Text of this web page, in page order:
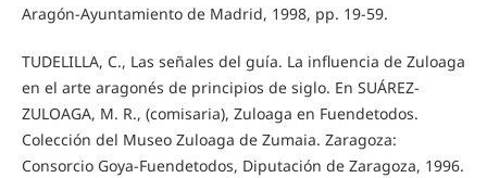
Aragón-Ayuntamiento de Madrid, 1998, pp. 19-59.
TUDELILLA, C., Las señales del guía. La influencia de Zuloaga
en el arte aragonés de principios de siglo. En SUÁREZ-
ZULOAGA, M. R., (comisaria), Zuloaga en Fuendetodos.
Colección del Museo Zuloaga de Zumaia. Zaragoza:
Consorcio Goya-Fuendetodos, Diputación de Zaragoza, 1996.